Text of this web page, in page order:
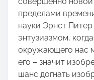
пределами
науки Эрнст
энтузиазмом,
окружающего нас
его – значит
шанс догнать